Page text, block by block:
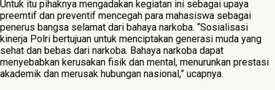
Untuk itu pihaknya mengadakan kegiatan ini sebagai upaya
preemtif dan preventif mencegah para mahasiswa sebagai
penerus bangsa selamat dari bahaya narkoba. “Sosialisasi
kinerja Polri bertujuan untuk menciptakan generasi muda yang
sehat dan bebas dari narkoba. Bahaya narkoba dapat
menyebabkan kerusakan fisik dan mental, menurunkan prestasi
akademik dan merusak hubungan nasional,” ucapnya.